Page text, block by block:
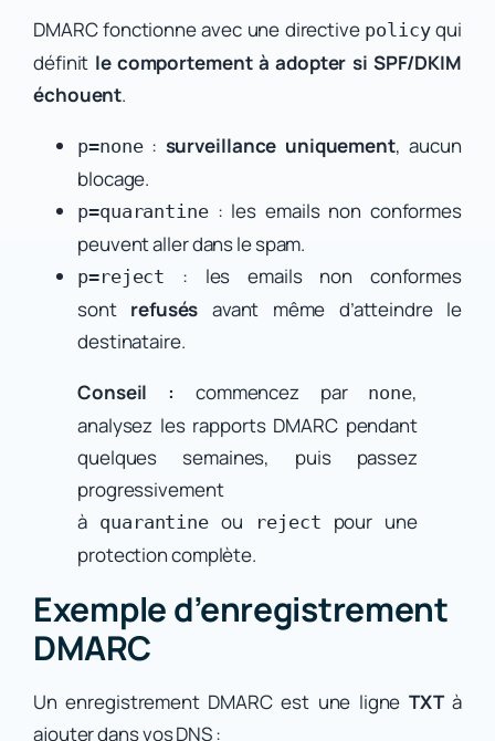
DMARC fonctionne avec une directive policyqui
définit le comportement à adopter si SPF/DKIM
échouent.
p=none: surveillance uniquement, aucun
blocage.
p=quarantine: les emails non conformes
peuvent aller dans le spam.
p=reject
: les emails non conformes
sont refusés avant même d’atteindre le
destinataire.
Conseil : commencez par none,
analysez les rapports DMARC pendant
quelques semaines, puis passez
progressivement
à quarantine ou reject pour une
protection complète.
Exemple d’enregistrement
DMARC
Un enregistrement DMARC est une ligne TXTà
ajouter dans vos DNS :